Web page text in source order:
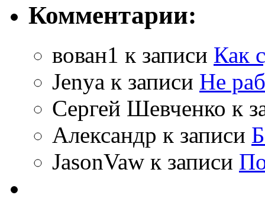
Комментарии:
вован1 к записи Как
Jenya к записи Не
Сергей Шевченко к
Александр к записи
JasonVaw к записи